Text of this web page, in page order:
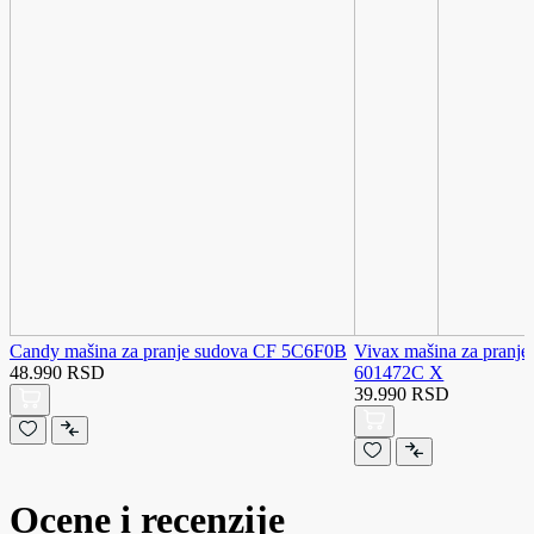
Candy mašina za pranje sudova CF 5C6F0B
48.990 RSD
Vivax mašina za
601472C X
39.990 RSD
Ocene i recenzije